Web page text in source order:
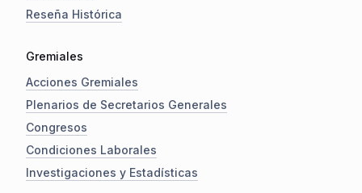
Reseña Histórica
Gremiales
Acciones Gremiales
Plenarios de Secretarios Generales
Congresos
Condiciones Laborales
Investigaciones y Estadísticas